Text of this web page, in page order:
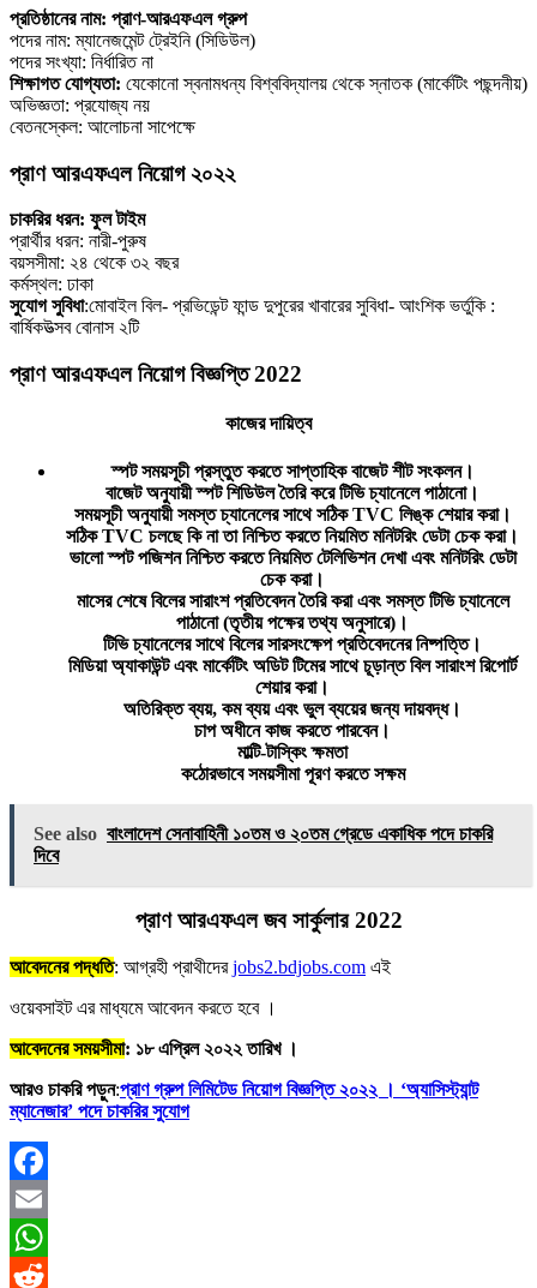
প্রতিষ্ঠানের নাম: প্রাণ-আরএফএল গ্রুপ
পদের নাম: ম্যানেজমেন্ট ট্রেইনি (সিডিউল)
পদের সংখ্যা: নির্ধারিত না
শিক্ষাগত যোগ্যতা: যেকোনো স্বনামধন্য বিশ্ববিদ্যালয় থেকে স্নাতক (মার্কেটিং পছন্দনীয়)
অভিজ্ঞতা: প্রযোজ্য নয়
বেতনস্কেল: আলোচনা সাপেক্ষে
প্রাণ আরএফএল নিয়োগ ২০২২
চাকরির ধরন: ফুল টাইম
প্রার্থীর ধরন: নারী-পুরুষ
বয়সসীমা: ২৪ থেকে ৩২ বছর
কর্মস্থল: ঢাকা
সুযোগ সুবিধা:মোবাইল বিল- প্রভিডেন্ট ফান্ড দুপুরের খাবারের সুবিধা- আংশিক ভর্তুকি :
বার্ষিকউত্সব বোনাস ২টি
প্রাণ আরএফএল নিয়োগ বিজ্ঞপ্তি 2022
কাজের দায়িত্ব
স্পট সময়সূচী প্রস্তুত করতে সাপ্তাহিক বাজেট শীট সংকলন।
বাজেট অনুযায়ী স্পট শিডিউল তৈরি করে টিভি চ্যানেলে পাঠানো।
সময়সূচী অনুযায়ী সমস্ত চ্যানেলের সাথে সঠিক TVC লিঙ্ক শেয়ার করা।
সঠিক TVC চলছে কি না তা নিশ্চিত করতে নিয়মিত মনিটরিং ডেটা চেক করা।
ভালো স্পট পজিশন নিশ্চিত করতে নিয়মিত টেলিভিশন দেখা এবং মনিটরিং ডেটা
চেক করা।
মাসের শেষে বিলের সারাংশ প্রতিবেদন তৈরি করা এবং সমস্ত টিভি চ্যানেলে
পাঠানো (তৃতীয় পক্ষের তথ্য অনুসারে)।
টিভি চ্যানেলের সাথে বিলের সারসংক্ষেপ প্রতিবেদনের নিষ্পত্তি।
মিডিয়া অ্যাকাউন্ট এবং মার্কেটিং অডিট টিমের সাথে চূড়ান্ত বিল সারাংশ রিপোর্ট
শেয়ার করা।
অতিরিক্ত ব্যয়, কম ব্যয় এবং ভুল ব্যয়ের জন্য দায়বদ্ধ।
চাপ অধীনে কাজ করতে পারবেন।
মাল্টি-টাস্কিং ক্ষমতা
কঠোরভাবে সময়সীমা পূরণ করতে সক্ষম
See also বাংলাদেশ সেনাবাহিনী ১০তম ও ২০তম গ্রেডে একাধিক পদে চাকরি
দিবে
প্রাণ আরএফএল জব সার্কুলার 2022
আবেদনের পদ্ধতি: আগ্রহী প্রাথীদেরjobs2.bdjobs.com এই
ওয়েবসাইট এর মাধ্যমে আবেদন করতে হবে ।
আবেদনের সময়সীমা: ১৮ এপ্রিল ২০২২ তারিখ ।
আরও চাকরি পড়ুন:প্রাণ গ্রুপ লিমিটেড নিয়োগ বিজ্ঞপ্তি ২০২২ । ‘অ্যাসিস্ট্যান্ট
ম্যানেজার’ পদে চাকরির সুযোগ
Facebook
Email
WhatsApp